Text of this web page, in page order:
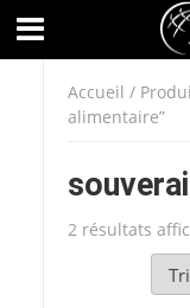
Accueil /
alimentaire”
2 résultats